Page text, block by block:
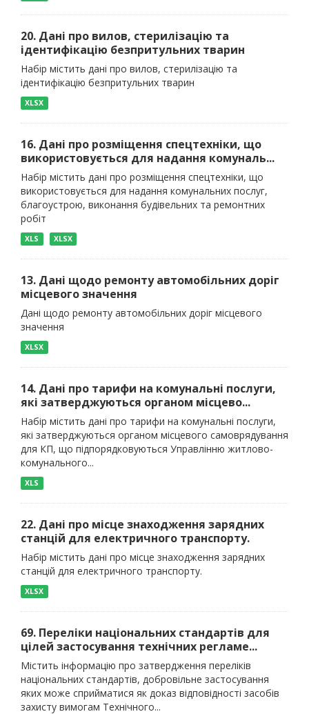
20. Дані про вилов, стерилізацію та
ідентифікацію безпритульних тварин
Набір містить дані про вилов, стерилізацію та
ідентифікацію безпритульних тварин
XLSX
16. Дані про розміщення спецтехніки, що
використовується для надання комуналь...
Набір містить дані про розміщення спецтехніки, що
використовується для надання комунальних послуг,
благоустрою, виконання будівельних та ремонтних
робіт
XLS XLSX
13. Дані щодо ремонту автомобільних доріг
місцевого значення
Дані щодо ремонту автомобільних доріг місцевого
значення
XLSX
14. Дані про тарифи на комунальні послуги,
які затверджуються органом місцево...
Набір містить дані про тарифи на комунальні послуги,
які затверджуються органом місцевого самоврядування
для КП, що підпорядковуються Управлінню житлово-
комунального...
XLS
22. Дані про місце знаходження зарядних
станцій для електричного транспорту.
Набір містить дані про місце знаходження зарядних
станцій для електричного транспорту.
XLSX
69. Переліки національних стандартів для
цілей застосування технічних регламе...
Містить інформацію про затвердження переліків
національних стандартів, добровільне застосування
яких може сприйматися як доказ відповідності засобів
захисту вимогам Технічного...